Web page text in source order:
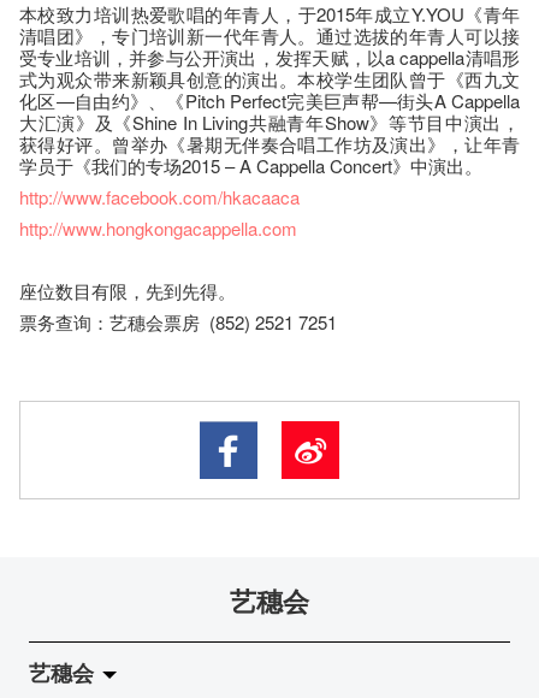
本校致力培训热爱歌唱的年青人，于2015年成立Y.YOU《青年
清唱团》，专门培训新一代年青人。通过选拔的年青人可以接
受专业培训，并参与公开演出，发挥天赋，以a cappella清唱形
式为观众带来新颖具创意的演出。本校学生团队曾于《西九文
化区—自由约》、《Pitch Perfect完美巨声帮—街头A Cappella
大汇演》及《Shine In Living共融青年Show》等节目中演出，
获得好评。曾举办《暑期无伴奏合唱工作坊及演出》，让年青
学员于《我们的专场2015 – A Cappella Concert》中演出。
http://www.facebook.com/hkacaaca
http://www.hongkongacappella.com
座​位​数目​有​限​，先到先得。
票务查询：艺穗会票房 (852) 2521 7251
艺穗会
艺穗会